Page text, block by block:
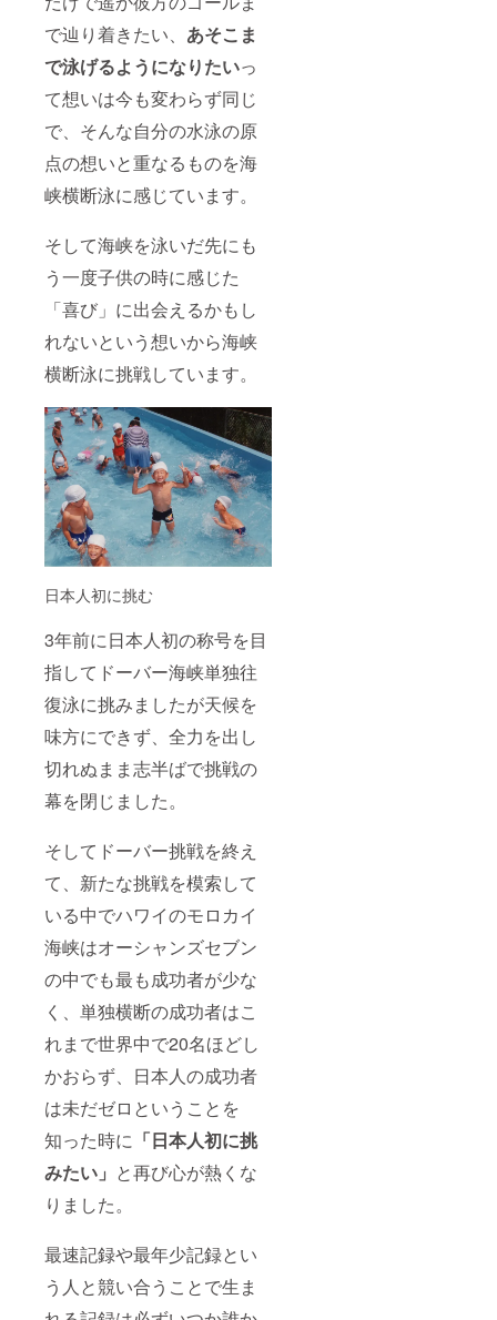
で辿り着きたい、 あそこま
で泳げるようになりたいっ
て想いは今も変わらず同じ
で、そんな自分の水泳の原
点の想いと重なるものを海
峡横断泳に感じています。
そして海峡を泳いだ先にも
う一度子供の時に感じた
「喜び」に出会えるかもし
れないという想いから海峡
横断泳に挑戦しています。
日本人初に挑む
3年前に日本人初の称号を目
指してドーバー海峡単独往
復泳に挑みましたが天候を
味方にできず、全力を出し
切れぬまま志半ばで挑戦の
幕を閉じました。
そしてドーバー挑戦を終え
て、新たな挑戦を模索して
いる中でハワイのモロカイ
海峡はオーシャンズセブン
の中でも最も成功者が少な
く、単独横断の成功者はこ
れまで世界中で20名ほどし
かおらず、日本人の成功者
は未だゼロということを
知った時に 「日本人初に挑
みたい」 と再び心が熱くな
りました。
最速記録や最年少記録とい
う人と競い合うことで生ま